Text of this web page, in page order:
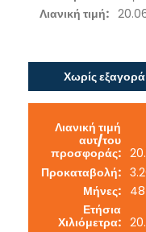
Λιανική τιμή:
Χωρίς εξαγορά
Λιανική τιμή
αυτ/του
προσφοράς:
Προκαταβολή:
Μήνες:
48
Ετήσια
Χιλιόμετρα: